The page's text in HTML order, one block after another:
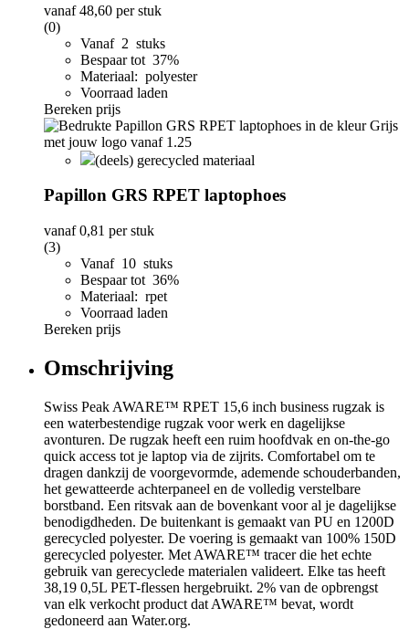
vanaf48,60 per stuk
(0)
Vanaf 2 stuks
Bespaar tot 37%
Materiaal: polyester
Voorraad laden
Bereken prijs
(deels) gerecycled materiaal
Papillon GRS RPET laptophoes
vanaf0,81 per stuk
(3)
Vanaf 10 stuks
Bespaar tot 36%
Materiaal: rpet
Voorraad laden
Bereken prijs
Omschrijving
Swiss Peak AWARE™ RPET 15,6 inch business rugzak is
een waterbestendige rugzak voor werk en dagelijkse
avonturen. De rugzak heeft een ruim hoofdvak en on-the-go
quick access tot je laptop via de zijrits. Comfortabel om te
dragen dankzij de voorgevormde, ademende schouderbanden,
het gewatteerde achterpaneel en de volledig verstelbare
borstband. Een ritsvak aan de bovenkant voor al je dagelijkse
benodigdheden. De buitenkant is gemaakt van PU en 1200D
gerecycled polyester. De voering is gemaakt van 100% 150D
gerecycled polyester. Met AWARE™ tracer die het echte
gebruik van gerecyclede materialen valideert. Elke tas heeft
38,19 0,5L PET-flessen hergebruikt. 2% van de opbrengst
van elk verkocht product dat AWARE™ bevat, wordt
gedoneerd aan Water.org.